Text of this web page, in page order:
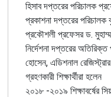
হিসাব দপ্তরের পরিচালক
প্রকাশনা দপ্তরের পরিচালক
প্রকৌশলী প্রফেসর ড.
নির্দেশনা দপ্তরের
হোসেন, এডিশনাল
গ্রহণকারী শিক্ষার্থীরা হলেন
২০১৮ -২০১৯ শিক্ষাবর্ষের